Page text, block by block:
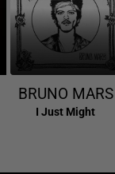
BRUNO MARS
I Just Might